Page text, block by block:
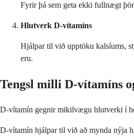
Fyrir þá sem geta ekki fullnægt
Hlutverk D-vítamíns
Hjálpar til við upptöku kalsíums,
eru.
Tengsl milli D-vítamíns
D-vítamín gegnir mikilvægu hlutverki í
D-vítamín hjálpar til við að mynda nýja